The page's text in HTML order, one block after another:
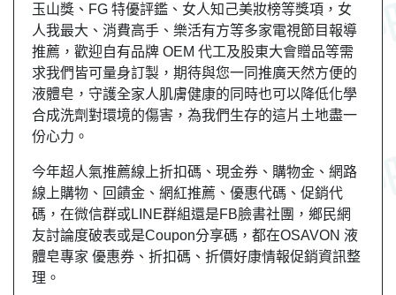
玉山獎、FG 特優評鑑、女人知己美妝榜等獎項，女
人我最大、消費高手、樂活有方等多家電視節目報導
推薦，歡迎自有品牌 OEM 代工及股東大會贈品等需
求我們皆可量身訂製，期待與您一同推廣天然方便的
液體皂，守護全家人肌膚健康的同時也可以降低化學
合成洗劑對環境的傷害，為我們生存的這片土地盡一
份心力。
今年超人氣推薦線上折扣碼、現金券、購物金、網路
線上購物、回饋金、網紅推薦、優惠代碼、促銷代
碼，在微信群或LINE群組還是FB臉書社團， 鄉民網
友討論度破表或是Coupon分享碼，都在OSAVON 液
體皂專家 優惠券、折扣碼、折價好康情報促銷資訊整
理。